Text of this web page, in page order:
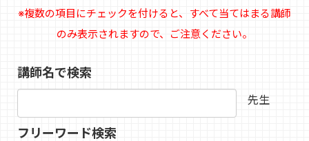
※複数の項目にチェックを付けると、すべて当てはまる講師
のみ表示されますので、ご注意ください。
講師名で検索
先生
フリーワード検索